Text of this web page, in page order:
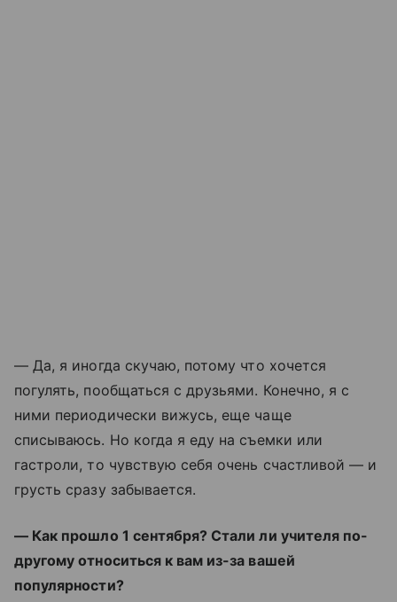
— Да, я иногда скучаю, потому что хочется
погулять, пообщаться с друзьями. Конечно, я с
ними периодически вижусь, еще чаще
списываюсь. Но когда я еду на съемки или
гастроли, то чувствую себя очень счастливой — и
грусть сразу забывается.
— Как прошло 1 сентября? Стали ли учителя по-
другому относиться к вам из-за вашей
популярности?